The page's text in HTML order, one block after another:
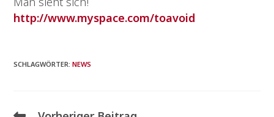
http://www.myspace.com/toavoid
SCHLAGWÖRTER:NEWS